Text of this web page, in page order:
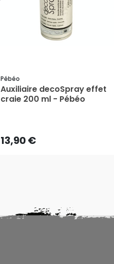
Pébéo
Auxiliaire decoSpray effet
craie 200 ml - Pébéo
13,90 €AJOUTER AU PANIER